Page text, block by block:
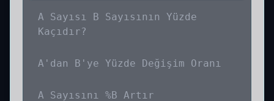
A Sayısı B Sayısının Yüzde
Kaçıdır?
A'dan B'ye Yüzde Değişim Oranı
A Sayısını %B Artır